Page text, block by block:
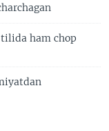
ham chop